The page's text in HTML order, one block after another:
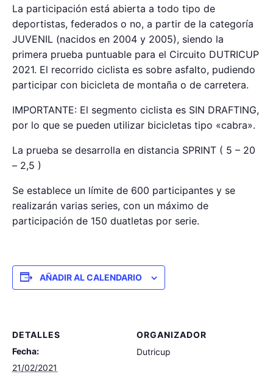
La participación está abierta a todo tipo de
deportistas, federados o no, a partir de la categoría
JUVENIL (nacidos en 2004 y 2005), siendo la
primera prueba puntuable para el Circuito DUTRICUP
2021. El recorrido ciclista es sobre asfalto, pudiendo
participar con bicicleta de montaña o de carretera.
IMPORTANTE: El segmento ciclista es SIN DRAFTING,
por lo que se pueden utilizar bicicletas tipo «cabra».
La prueba se desarrolla en distancia SPRINT ( 5 – 20
– 2,5 )
Se establece un límite de 600 participantes y se
realizarán varias series, con un máximo de
participación de 150 duatletas por serie.
AÑADIR AL CALENDARIO
DETALLES
Fecha:
21/02/2021
ORGANIZADOR
Dutricup